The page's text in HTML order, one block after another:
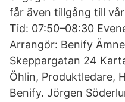
får även tillgång till
Tid: 07:50–08:30
Arrangör: Benify
Skeppargatan 24
Öhlin, Produktledare,
Benify. Jörgen